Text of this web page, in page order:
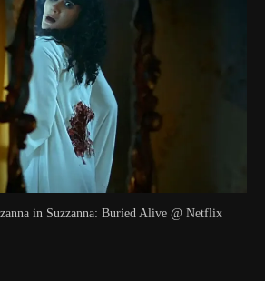
in Suzzanna: Buried Alive @ Netflix